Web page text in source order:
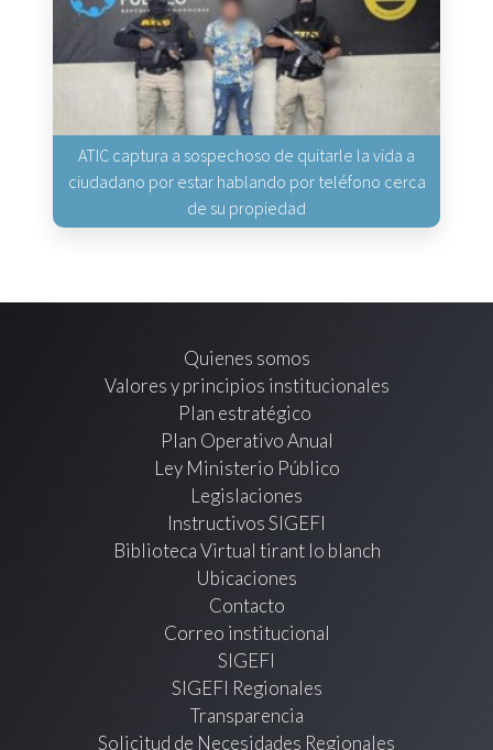
ATIC captura a sospechoso de quitarle la vida a
ciudadano por estar hablando por teléfono cerca
de su propiedad
Quienes somos
Valores y principios institucionales
Plan estratégico
Plan Operativo Anual
Ley Ministerio Público
Legislaciones
Instructivos SIGEFI
Biblioteca Virtual tirant lo blanch
Ubicaciones
Contacto
Correo institucional
SIGEFI
SIGEFI Regionales
Transparencia
Solicitud de Necesidades Regionales